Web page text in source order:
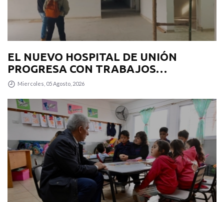
EL NUEVO HOSPITAL DE UNIÓN
PROGRESA CON TRABAJOS
INTERIORES Y EXTERIORES
Miercoles, 05 Agosto, 2026